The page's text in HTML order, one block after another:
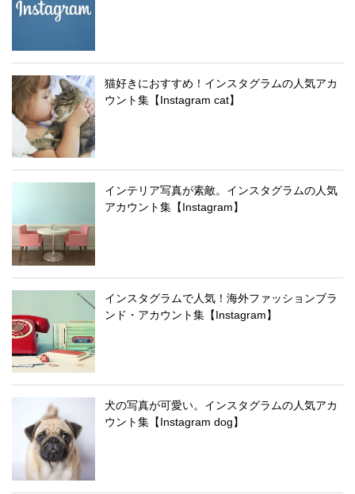
猫好きにおすすめ！インスタグラムの人気アカ
ウント集【Instagram cat】
インテリア写真が素敵。インスタグラムの人気
アカウント集【Instagram】
インスタグラムで人気！海外ファッションブラ
ンド・アカウント集【Instagram】
犬の写真が可愛い。インスタグラムの人気アカ
ウント集【Instagram dog】